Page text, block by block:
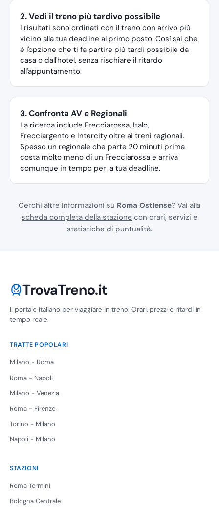
2. Vedi il treno più tardivo possibile
I risultati sono ordinati con il treno con arrivo più
vicino alla tua deadline al primo posto. Così sai che
è l'opzione che ti fa partire più tardi possibile da
casa o dall'hotel, senza rischiare il ritardo
all'appuntamento.
3. Confronta AV e Regionali
La ricerca include Frecciarossa, Italo,
Frecciargento e Intercity oltre ai treni regionali.
Spesso un regionale che parte 20 minuti prima
costa molto meno di un Frecciarossa e arriva
comunque in tempo per la tua deadline.
Cerchi altre informazioni su Roma Ostiense? Vai alla
scheda completa della stazione con orari, servizi e
statistiche di puntualità.
TrovaTreno.it
Il portale italiano per viaggiare in treno. Orari, prezzi e ritardi in
tempo reale.
TRATTE POPOLARI
Milano - Roma
Roma - Napoli
Milano - Venezia
Roma - Firenze
Torino - Milano
Napoli - Milano
STAZIONI
Roma Termini
Bologna Centrale